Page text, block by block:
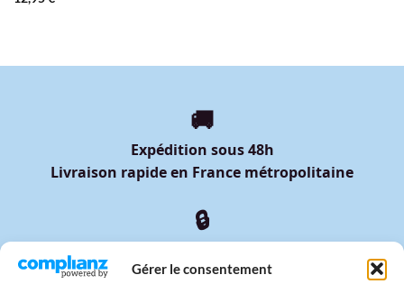
Gérer le consentement
🚚
Expédition sous 48h
Livraison rapide en France métropolitaine
🔒
CB & PayPal sur serveur protégé